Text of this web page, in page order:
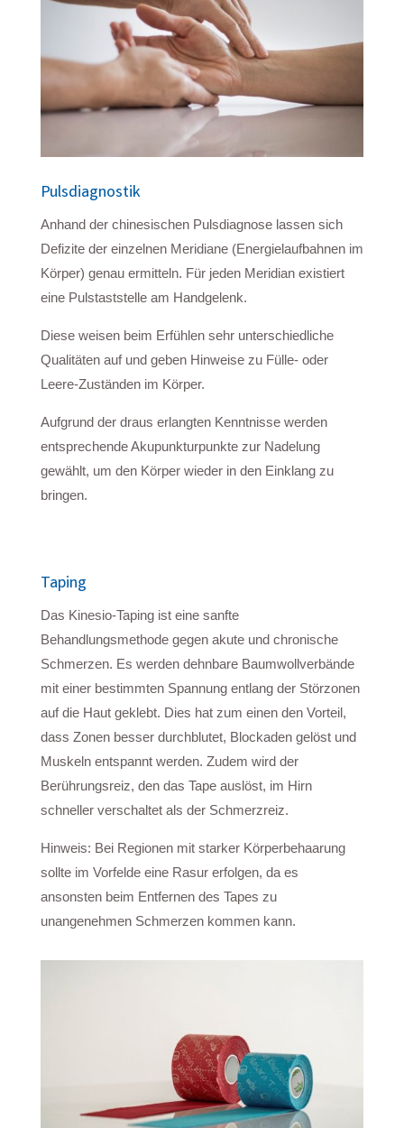
Pulsdiagnostik
Anhand der chinesischen Pulsdiagnose lassen sich
Defizite der einzelnen Meridiane (Energielaufbahnen im
Körper) genau ermitteln. Für jeden Meridian existiert
eine Pulstaststelle am Handgelenk.
Diese weisen beim Erfühlen sehr unterschiedliche
Qualitäten auf und geben Hinweise zu Fülle- oder
Leere-Zuständen im Körper.
Aufgrund der draus erlangten Kenntnisse werden
entsprechende Akupunkturpunkte zur Nadelung
gewählt, um den Körper wieder in den Einklang zu
bringen.
Taping
Das Kinesio-Taping ist eine sanfte
Behandlungsmethode gegen akute und chronische
Schmerzen. Es werden dehnbare Baumwollverbände
mit einer bestimmten Spannung entlang der Störzonen
auf die Haut geklebt. Dies hat zum einen den Vorteil,
dass Zonen besser durchblutet, Blockaden gelöst und
Muskeln entspannt werden. Zudem wird der
Berührungsreiz, den das Tape auslöst, im Hirn
schneller verschaltet als der Schmerzreiz.
Hinweis: Bei Regionen mit starker Körperbehaarung
sollte im Vorfelde eine Rasur erfolgen, da es
ansonsten beim Entfernen des Tapes zu
unangenehmen Schmerzen kommen kann.